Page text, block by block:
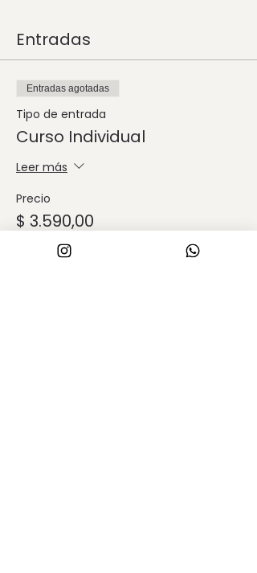
Entradas
Entradas agotadas
Tipo de entrada
Curso Individual
Leer más
Precio
$ 3.590,00